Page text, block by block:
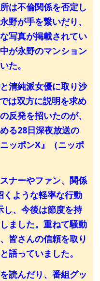
は不倫関係を否定し
野が手を繋いだり、
写真が掲載されてい
が永野のマンション
た。
清純派女優に取り沙
は双方に説明を求め
反発を招いたのが、
る28日深夜放送の
ッポンX』（ニッポ
ナーやファン、関係
くような軽率な行動
し、今後は節度を持
ました。重ねて騒動
皆さんの信頼を取り
語っていました。
読んだり、番組グッ